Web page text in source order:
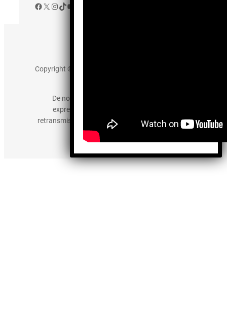
Facebook
X Instagram
TikTok
YouTube
Copyright © 2025 somos-hermanos.mx. Todos los
De no existir previa autorización, queda
expresamente prohibida la publicación,
retransmisión, edición y cualquier otro uso de los
contenidos.